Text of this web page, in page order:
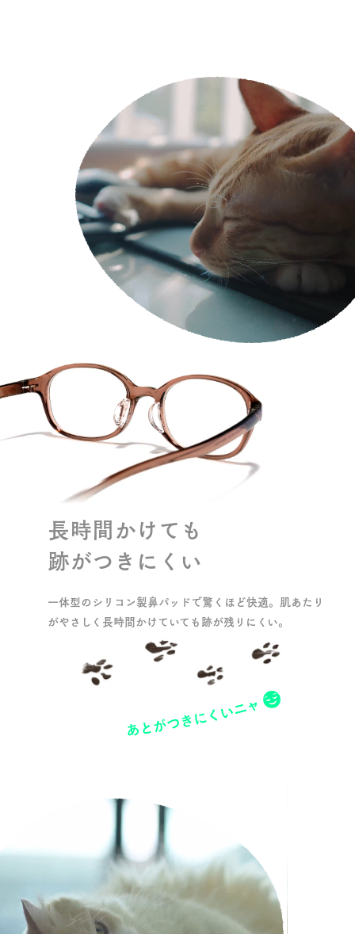
長時間かけても
跡がつきにくい
一体型のシリコン製鼻パッドで驚くほど快適。 肌あたり
がやさしく長時間かけていても 跡が残りにくい。